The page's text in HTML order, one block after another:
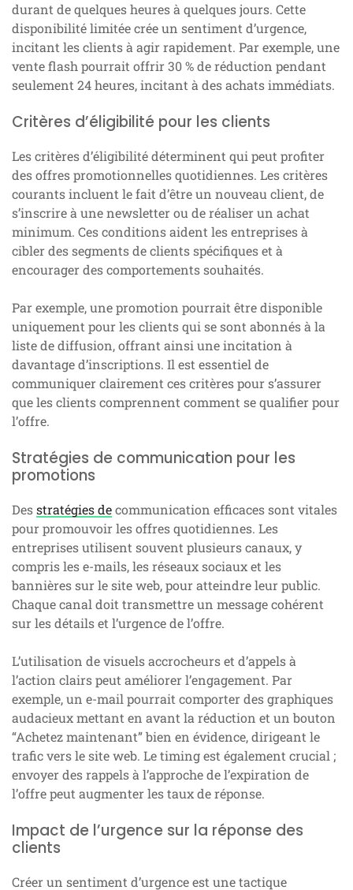
durant de quelques heures à quelques jours. Cette
disponibilité limitée crée un sentiment d’urgence,
incitant les clients à agir rapidement. Par exemple, une
vente flash pourrait offrir 30 % de réduction pendant
seulement 24 heures, incitant à des achats immédiats.
Critères d’éligibilité pour les clients
Les critères d’éligibilité déterminent qui peut profiter
des offres promotionnelles quotidiennes. Les critères
courants incluent le fait d’être un nouveau client, de
s’inscrire à une newsletter ou de réaliser un achat
minimum. Ces conditions aident les entreprises à
cibler des segments de clients spécifiques et à
encourager des comportements souhaités.
Par exemple, une promotion pourrait être disponible
uniquement pour les clients qui se sont abonnés à la
liste de diffusion, offrant ainsi une incitation à
davantage d’inscriptions. Il est essentiel de
communiquer clairement ces critères pour s’assurer
que les clients comprennent comment se qualifier pour
l’offre.
Stratégies de communication pour les
promotions
Desstratégies decommunication efficaces sont vitales
pour promouvoir les offres quotidiennes. Les
entreprises utilisent souvent plusieurs canaux, y
compris les e-mails, les réseaux sociaux et les
bannières sur le site web, pour atteindre leur public.
Chaque canal doit transmettre un message cohérent
sur les détails et l’urgence de l’offre.
L’utilisation de visuels accrocheurs et d’appels à
l’action clairs peut améliorer l’engagement. Par
exemple, un e-mail pourrait comporter des graphiques
audacieux mettant en avant la réduction et un bouton
“Achetez maintenant” bien en évidence, dirigeant le
trafic vers le site web. Le timing est également crucial ;
envoyer des rappels à l’approche de l’expiration de
l’offre peut augmenter les taux de réponse.
Impact de l’urgence sur la réponse des
clients
Créer un sentiment d’urgence est une tactique